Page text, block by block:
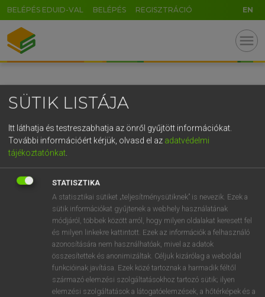
BELÉPÉS EDUID-VAL BELÉPÉS REGISZTRÁCIÓ EN
menu
SÜTIK LISTÁJA
Itt láthatja és testreszabhatja az önről gyűjtött információkat.
További információért kérjük, olvasd el az adatvédelmi
tájékoztatónkat
STATISZTIKA
A statisztikai sütiket „teljesítménysütiknek” is nevezik. Ezek a
sütik információkat gyűjtenek a webhely használatának
módjáról, többek között arról, hogy milyen oldalakat keresett fel
és milyen linkekre kattintott. Ezek az információk a felhasználó
azonosítására nem használhatóak, mivel az adatok
összesítettek és anonimizáltak. Céljuk kizárólag a weboldal
funkcióinak javítása. Ezek közé tartoznak a harmadik féltől
származó elemzési szolgáltatásokhoz tartozó sütik; ilyen
elemzési szolgáltatások a látogatóelemzések, a hőtérképek és a
GR
5
g h k l
v b n m , . - AltGr